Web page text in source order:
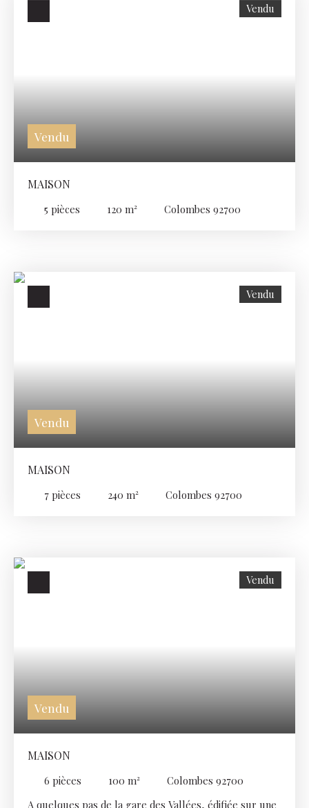
Vendu
Vendu
MAISON
5 pièces 120 m² Colombes 92700
Vendu
Vendu
MAISON
7 pièces 240 m² Colombes 92700
Vendu
Vendu
MAISON
6 pièces 100 m²
Colombes 92700
A quelques pas de la gare des Vallées, édifiée sur une